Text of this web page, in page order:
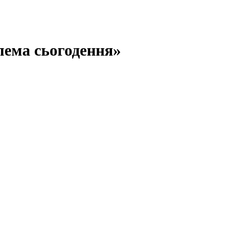
сьогодення»